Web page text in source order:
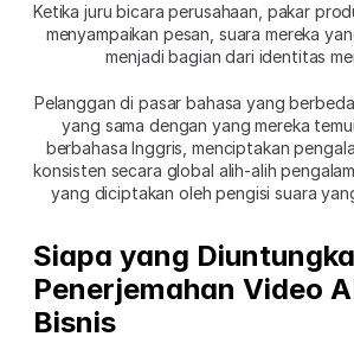
Ketika juru bicara perusahaan, pakar
menyampaikan pesan, suara mereka
menjadi bagian dari identitas
Pelanggan di pasar bahasa yang
yang sama dengan yang mereka
berbahasa Inggris, menciptakan
konsisten secara global alih-alih
yang diciptakan oleh pengisi suara
Siapa yang
Penerjemahan Video
Bisnis